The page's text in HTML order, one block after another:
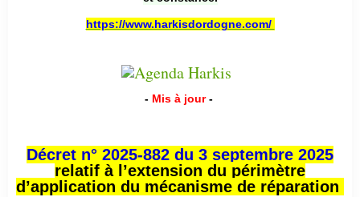
https://www.harkisdordogne.com/
- Mis à jour -
Décret n° 2025-882 du 3 septembre 2025
relatif à l’extension du périmètre
d’application du mécanisme de réparation